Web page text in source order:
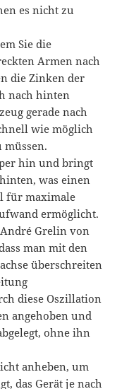
es nicht zu
Sie die
Armen nach
die Zinken der
nach hinten
gerade nach
wie möglich
hin und bringt
was einen
für maximale
ermöglicht.
Grelin von
man mit den
überschreiten
diese Oszillation
angehoben und
ohne ihn
anheben, um
das Gerät je nach